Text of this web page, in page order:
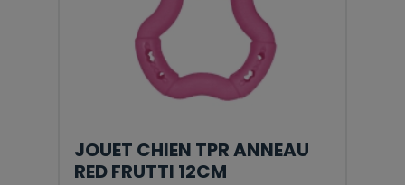
JOUET CHIEN TPR ANNEAU
RED FRUTTI 12CM